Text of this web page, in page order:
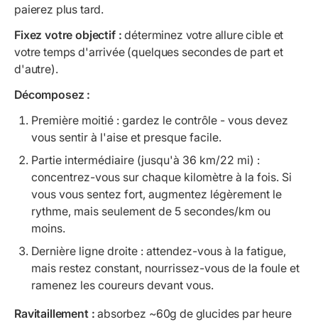
paierez plus tard.
Fixez votre objectif :déterminez votre allure cible et
votre temps d'arrivée (quelques secondes de part et
d'autre).
Décomposez :
Première moitié : gardez le contrôle - vous devez
vous sentir à l'aise et presque facile.
Partie intermédiaire (jusqu'à 36 km/22 mi) :
concentrez-vous sur chaque kilomètre à la fois. Si
vous vous sentez fort, augmentez légèrement le
rythme, mais seulement de 5 secondes/km ou
moins.
Dernière ligne droite : attendez-vous à la fatigue,
mais restez constant, nourrissez-vous de la foule et
ramenez les coureurs devant vous.
Ravitaillement : absorbez ~60g de glucides par heure